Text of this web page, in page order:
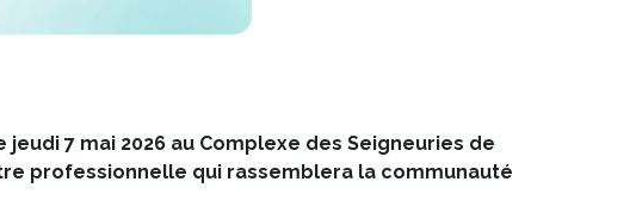
7 mai 2026 au Complexe des Seigneuries de
professionnelle qui rassemblera la communauté